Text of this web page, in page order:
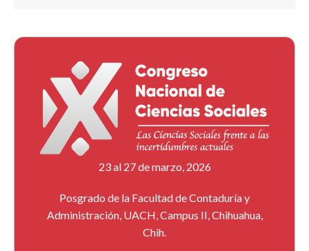
23 al 27 de marzo, 2026
Posgrado de la Facultad de Contaduría y
Administración, UACH, Campus II, Chihuahua,
Chih.